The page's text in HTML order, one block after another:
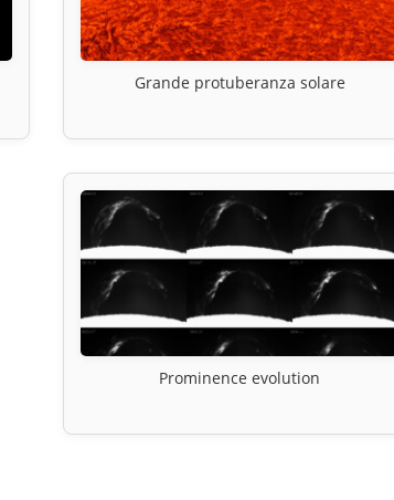
Grande protuberanza solare
Prominence evolution